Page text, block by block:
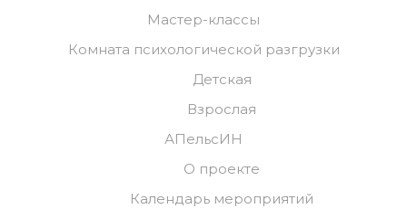
Мастер-классы
Комната психологической разгрузки
Детская
Взрослая
АПельсИН
О проекте
Календарь мероприятий